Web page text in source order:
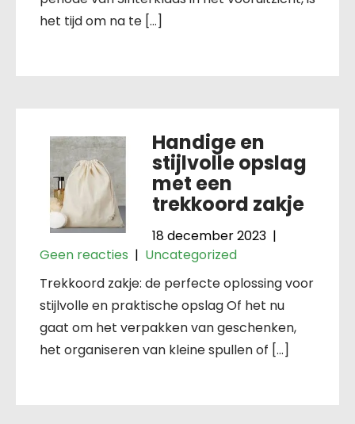
het tijd om na te […]
Handige en
stijlvolle opslag
met een
trekkoord zakje
18 december 2023 |
Geen reacties | Uncategorized
Trekkoord zakje: de perfecte oplossing voor
stijlvolle en praktische opslag Of het nu
gaat om het verpakken van geschenken,
het organiseren van kleine spullen of […]